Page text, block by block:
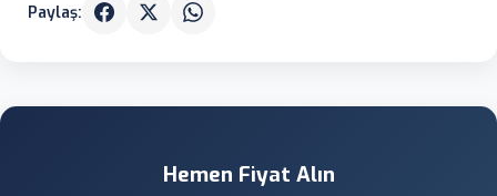
Paylaş:
Hemen Fiyat Alın